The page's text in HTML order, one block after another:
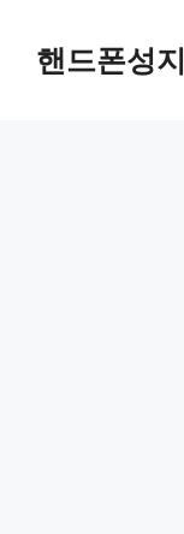
핸드폰성지